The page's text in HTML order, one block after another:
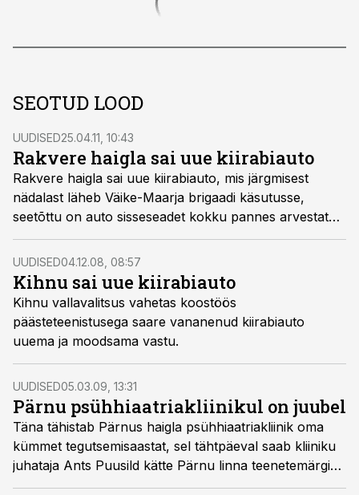
SEOTUD LOOD
UUDISED25.04.11, 10:43
Rakvere haigla sai uue kiirabiauto
Rakvere haigla sai uue kiirabiauto, mis järgmisest
nädalast läheb Väike-Maarja brigaadi käsutusse,
seetõttu on auto sisseseadet kokku pannes arvestatud
sealsete meedikute vajadusi ja soove.
UUDISED04.12.08, 08:57
Kihnu sai uue kiirabiauto
Kihnu vallavalitsus vahetas koostöös
päästeteenistusega saare vananenud kiirabiauto
uuema ja moodsama vastu.
UUDISED05.03.09, 13:31
Pärnu psühhiaatriakliinikul on juubel
Täna tähistab Pärnus haigla psühhiaatriakliinik oma
kümmet tegutsemisaastat, sel tähtpäeval saab kliiniku
juhataja Ants Puusild kätte Pärnu linna teenetemärgi
psühhiaatriakliiniku rajamise ja psühhiaatriliste